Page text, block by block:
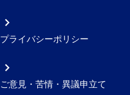
プライバシーポリシー
ご意見・苦情・異議申立て